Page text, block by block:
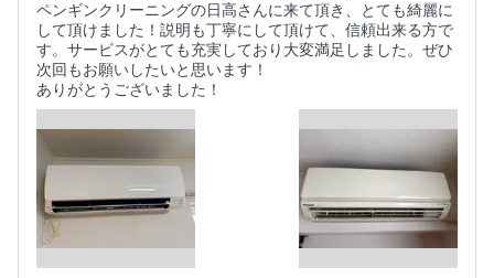
ペンギンクリーニングの日高さんに来て頂き、とても綺麗に
して頂けました！説明も丁寧にして頂けて、信頼出来る方で
す。サービスがとても充実しており大変満足しました。ぜひ
次回もお願いしたいと思います！
ありがとうございました！